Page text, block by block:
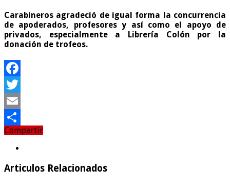
Carabineros agradeció de igual forma la concurrencia
de apoderados, profesores y así como el apoyo de
privados, especialmente a Librería Colón por la
donación de trofeos.
Facebook
Twitter
Email
Compartir
Compartir
Articulos Relacionados